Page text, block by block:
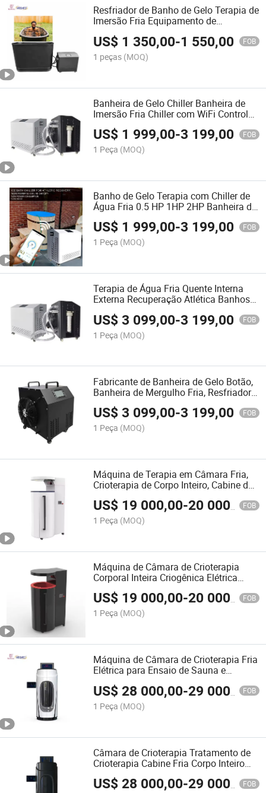
Resfriador de Banho de Gelo Terapia de
Imersão Fria Equipamento de
Resfriamento de Água com WiFi
US$ 1 350,00-1 550,00 FOB
1 peças (MOQ)
Banheira de Gelo Chiller Banheira de
Imersão Fria Chiller com WiFi Controle
de Água Resfriada por APP
US$ 1 999,00-3 199,00 FOB
1 Peça (MOQ)
Banho de Gelo Terapia com Chiller de
Água Fria 0.5 HP 1HP 2HP Banheira de
Gelo com Filtro e Esterilização por
Ozônio WiFi
US$ 1 999,00-3 199,00 FOB
1 Peça (MOQ)
Terapia de Água Fria Quente Interna
Externa Recuperação Atlética Banhos
Resfriador
US$3 099,00-3 199,00 FOB
1 Peça (MOQ)
Fabricante de Banheira de Gelo Botão,
Banheira de Mergulho Fria, Resfriador e
Filtro
US$3 099,00-3 199,00 FOB
1 Peça (MOQ)
Máquina de Terapia em Câmara Fria,
Crioterapia de Corpo Inteiro, Cabine de
Crioterapia, Câmara de Crioterapia
US$ 19 000,00-20 000,00 FOB
1 Peça (MOQ)
Máquina de Câmara de Crioterapia
Corporal Inteira Criogênica Elétrica
Cryosauna
US$ 19 000,00-20 000,00 FOB
1 Peça (MOQ)
Máquina de Câmara de Crioterapia Fria
Elétrica para Ensaio de Sauna e
US$28 000,00-29 000,00 FOB
1 Peça (MOQ)
Câmara de Crioterapia Tratamento de
Crioterapia Cabine Fria Corpo Inteiro
Cryospa Câmara de Crioterapia
US$28 000,00-29 000,00 FOB